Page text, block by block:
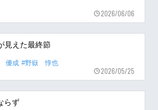
2026/06/06
見えた最終節
優成 #野嶽 惇也
2026/05/25
らず